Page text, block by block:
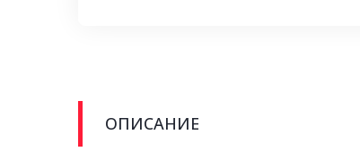
ОПИСАНИЕ